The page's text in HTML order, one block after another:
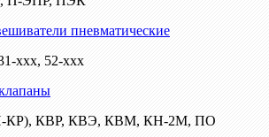
пневматические
ххх, 52-ххх
КР), КВР, КВЭ, КВМ, КН-2М, ПО